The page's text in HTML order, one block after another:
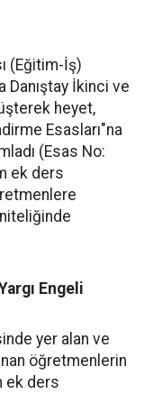
(Eğitim-İş)
Danıştay İkinci ve
heyet,
Esasları"na
(Esas No:
ek ders
Engeli
yer alan ve
öğretmenlerin
ek ders